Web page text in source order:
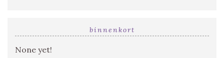
binnenkort
None yet!